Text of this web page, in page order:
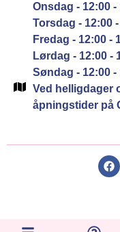
Onsdag - 12:00 -
Torsdag - 12:00
Fredag - 12:00 -
Lørdag - 12:00 -
Søndag - 12:00 -
Ved helligdager
åpningstider på